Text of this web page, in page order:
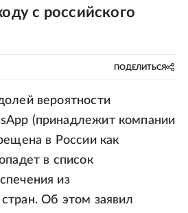
с российского
ПОДЕЛИТЬСЯ
вероятности
(принадлежит компании
в России как
в список
из
Об этом заявил